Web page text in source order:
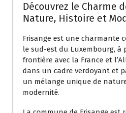
Découvrez le Charme
Nature, Histoire et
Frisange est une charmante
le sud-est du Luxembourg, à
frontière avec la France et
dans un cadre verdoyant et
un mélange unique de
modernité.